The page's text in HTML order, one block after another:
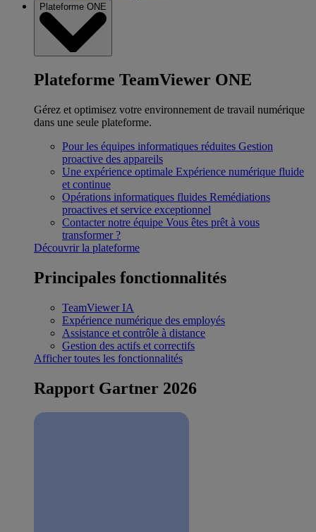
Plateforme ONE
Plateforme TeamViewer ONE
Gérez et optimisez votre environnement de travail numérique
dans une seule plateforme.
Pour les équipes informatiques réduites Gestion
proactive des appareils
Une expérience optimale Expérience numérique fluide
et continue
Opérations informatiques fluides Remédiations
proactives et service exceptionnel
Contacter notre équipe Vous êtes prêt à vous
transformer ?
Découvrir la plateforme
Principales fonctionnalités
TeamViewer IA
Expérience numérique des employés
Assistance et contrôle à distance
Gestion des actifs et correctifs
Afficher toutes les fonctionnalités
Rapport Gartner 2026